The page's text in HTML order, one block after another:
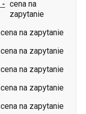
cena na zapytanie
cena na zapytanie
cena na zapytanie
cena na zapytanie
cena na zapytanie
cena na zapytanie